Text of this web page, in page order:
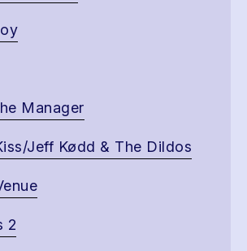
Manager
Jeff Kødd & The Dildos
2